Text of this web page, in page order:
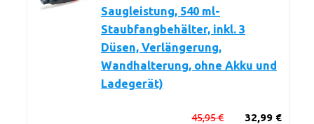
Saugleistung, 540 ml-
Staubfangbehälter, inkl. 3
Düsen, Verlängerung,
Wandhalterung, ohne Akku und
Ladegerät)
32,99 €
45,95 €